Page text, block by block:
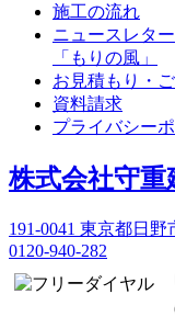
施工の流れ
ニュースレター
「もりの風」
お見積もり・
資料請求
プライバシー
株式会社守重
191-0041 東京都日野
0120-940-282